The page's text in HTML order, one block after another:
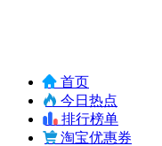
首页
今日热点
排行榜单
淘宝优惠券